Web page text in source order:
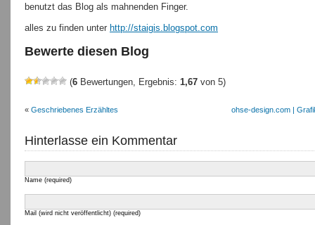
benutzt das Blog als mahnenden Finger.
alles zu finden unter http://staigis.blogspot.com
Bewerte diesen Blog
(6 Bewertungen, Ergebnis: 1,67 von 5)
« Geschriebenes Erzähltes ohse-design.com |
Hinterlasse ein Kommentar
Name (required)
Mail (wird nicht veröffentlicht) (required)